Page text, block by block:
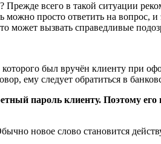
Прежде всего в такой ситуации
просто ответить на вопрос,
может вызвать справедливые
был вручён клиенту при
ему следует обратиться в
пароль клиенту. Поэтому
новое слово становится